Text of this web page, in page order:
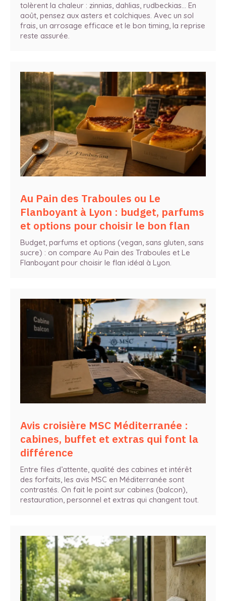
tolèrent la chaleur : zinnias, dahlias, rudbeckias… En
août, pensez aux asters et colchiques. Avec un sol
frais, un arrosage efficace et le bon timing, la reprise
reste assurée.
Au Pain des Traboules ou Le
Flanboyant à Lyon : budget, parfums
et options pour choisir le bon flan
Budget, parfums et options (vegan, sans gluten, sans
sucre) : on compare Au Pain des Traboules et Le
Flanboyant pour choisir le flan idéal à Lyon.
Avis croisière MSC Méditerranée :
cabines, buffet et extras qui font la
différence
Entre files d’attente, qualité des cabines et intérêt
des forfaits, les avis MSC en Méditerranée sont
contrastés. On fait le point sur cabines (balcon),
restauration, personnel et extras qui changent tout.